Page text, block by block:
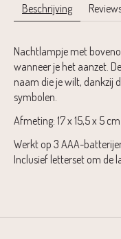
Beschrijving
Nachtlampje met
wanneer je het aanzet.
naam die je wilt, dankzij
symbolen.
Afmeting: 17 x 15,5 x 5 cm
Werkt op 3 AAA-
Inclusief letterset om de